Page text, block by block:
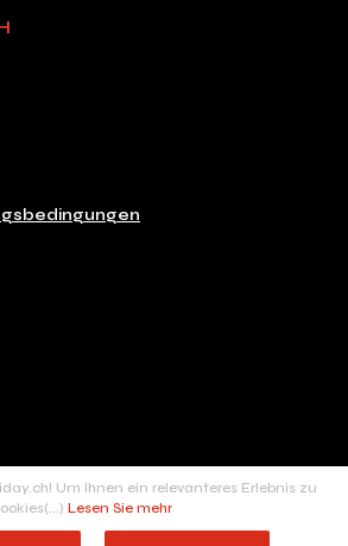
Copyright blackfriday.ch
with♥ in Switzerland
Rue de Carouge, 24 - 1205 Genève
Um Ihnen ein relevanteres Erlebnis zu
Lesen Sie mehr